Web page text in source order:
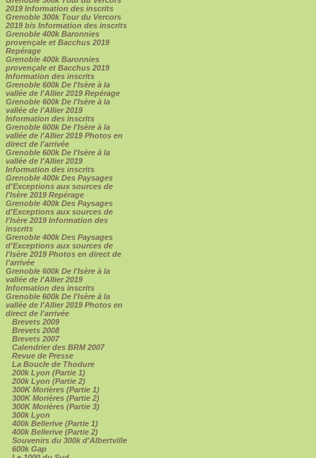
2019 Information des inscrits
Grenoble 300k Tour du Vercors
2019 bis Information des inscrits
Grenoble 400k Baronnies
provençale et Bacchus 2019
Repérage
Grenoble 400k Baronnies
provençale et Bacchus 2019
Information des inscrits
Grenoble 600k De l'Isère à la
vallée de l'Allier 2019 Repérage
Grenoble 600k De l'Isère à la
vallée de l'Allier 2019
Information des inscrits
Grenoble 600k De l'Isère à la
vallée de l'Allier 2019 Photos en
direct de l'arrivée
Grenoble 600k De l'Isère à la
vallée de l'Allier 2019
Information des inscrits
Grenoble 400k Des Paysages
d'Exceptions aux sources de
l'Isère 2019 Repérage
Grenoble 400k Des Paysages
d'Exceptions aux sources de
l'Isère 2019 Information des
inscrits
Grenoble 400k Des Paysages
d'Exceptions aux sources de
l'Isère 2019 Photos en direct de
l'arrivée
Grenoble 600k De l'Isère à la
vallée de l'Allier 2019
Information des inscrits
Grenoble 600k De l'Isère à la
vallée de l'Allier 2019 Photos en
direct de l'arrivée
Brevets 2009
Brevets 2008
Brevets 2007
Calendrier des BRM 2007
Revue de Presse
La Boucle de Thodure
200k Lyon (Partie 1)
200k Lyon (Partie 2)
300K Morières (Partie 1)
300K Morières (Partie 2)
300K Morières (Partie 3)
300k Lyon
400k Bellerive (Partie 1)
400k Bellerive (Partie 2)
Souvenirs du 300k d'Albertville
600k Gap